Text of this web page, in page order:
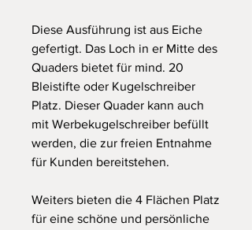
Diese Ausführung ist aus Eiche
gefertigt. Das Loch in er Mitte des
Quaders bietet für mind. 20
Bleistifte oder Kugelschreiber
Platz. Dieser Quader kann auch
mit Werbekugelschreiber befüllt
werden, die zur freien Entnahme
für Kunden bereitstehen.
Weiters bieten die 4 Flächen Platz
für eine schöne und persönliche